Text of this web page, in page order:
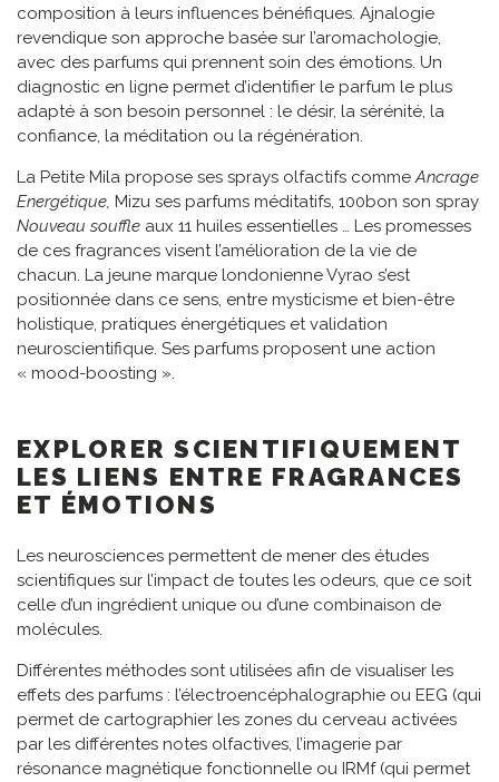
composition à leurs influences bénéfiques. Ajnalogie
revendique son approche basée sur l’aromachologie,
avec des parfums qui prennent soin des émotions. Un
diagnostic en ligne permet d’identifier le parfum le plus
adapté à son besoin personnel : le désir, la sérénité, la
confiance, la méditation ou la régénération.
La Petite Mila propose ses sprays olfactifs commeAncrage
Energétique, Mizu ses parfums méditatifs, 100bon son spray
Nouveau souffle aux 11 huiles essentielles … Les promesses
de ces fragrances visent l’amélioration de la vie de
chacun. La jeune marque londonienne Vyrao s’est
positionnée dans ce sens, entre mysticisme et bien-être
holistique, pratiques énergétiques et validation
neuroscientifique. Ses parfums proposent une action
« mood-boosting ».
EXPLORER SCIENTIFIQUEMENT
LES LIENS ENTRE FRAGRANCES
ET ÉMOTIONS
Les neurosciences permettent de mener des études
scientifiques sur l’impact de toutes les odeurs, que ce soit
celle d’un ingrédient unique ou d’une combinaison de
molécules.
Différentes méthodes sont utilisées afin de visualiser les
effets des parfums : l’électroencéphalographie ou EEG (qui
permet de cartographier les zones du cerveau activées
par les différentes notes olfactives, l’imagerie par
résonance magnétique fonctionnelle ou IRMf (qui permet